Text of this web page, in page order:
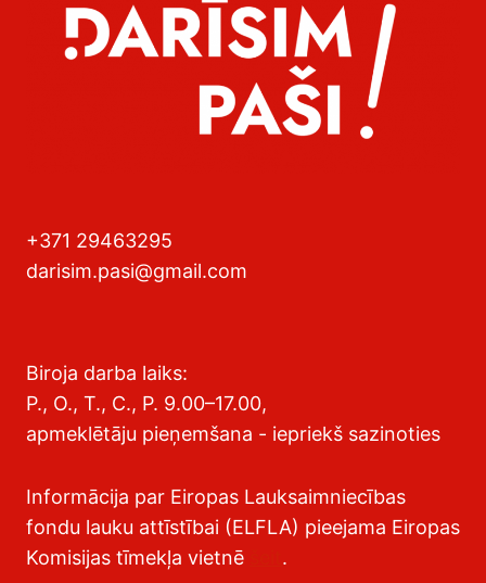
+371 29463295
darisim.pasi@gmail.com
Biroja darba laiks:
P., O., T., C., P. 9.00–17.00,
apmeklētāju pieņemšana - iepriekš sazinoties
Informācija par Eiropas Lauksaimniecības
fondu lauku attīstībai (ELFLA) pieejama Eiropas
Komisijas tīmekļa vietnē
.